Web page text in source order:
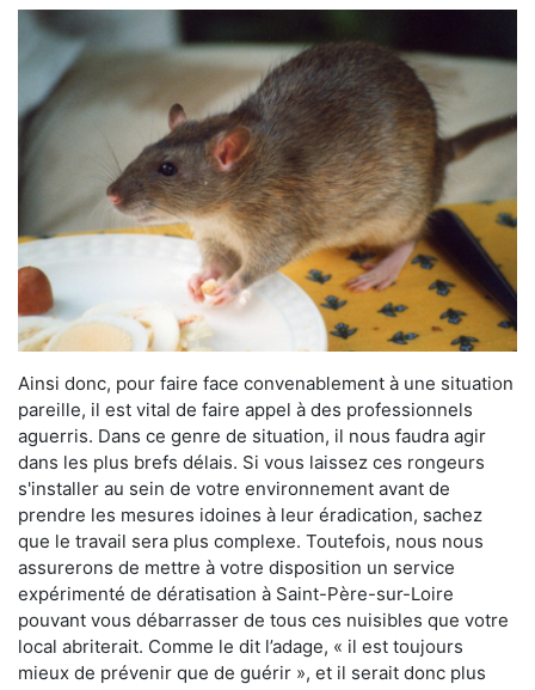
Ainsi donc, pour faire face convenablement à une situation
pareille, il est vital de faire appel à des professionnels
aguerris. Dans ce genre de situation, il nous faudra agir
dans les plus brefs délais. Si vous laissez ces rongeurs
s'installer au sein de votre environnement avant de
prendre les mesures idoines à leur éradication, sachez
que le travail sera plus complexe. Toutefois, nous nous
assurerons de mettre à votre disposition un service
expérimenté de dératisation à Saint-Père-sur-Loire
pouvant vous débarrasser de tous ces nuisibles que votre
local abriterait. Comme le dit l’adage, « il est toujours
mieux de prévenir que de guérir », et il serait donc plus